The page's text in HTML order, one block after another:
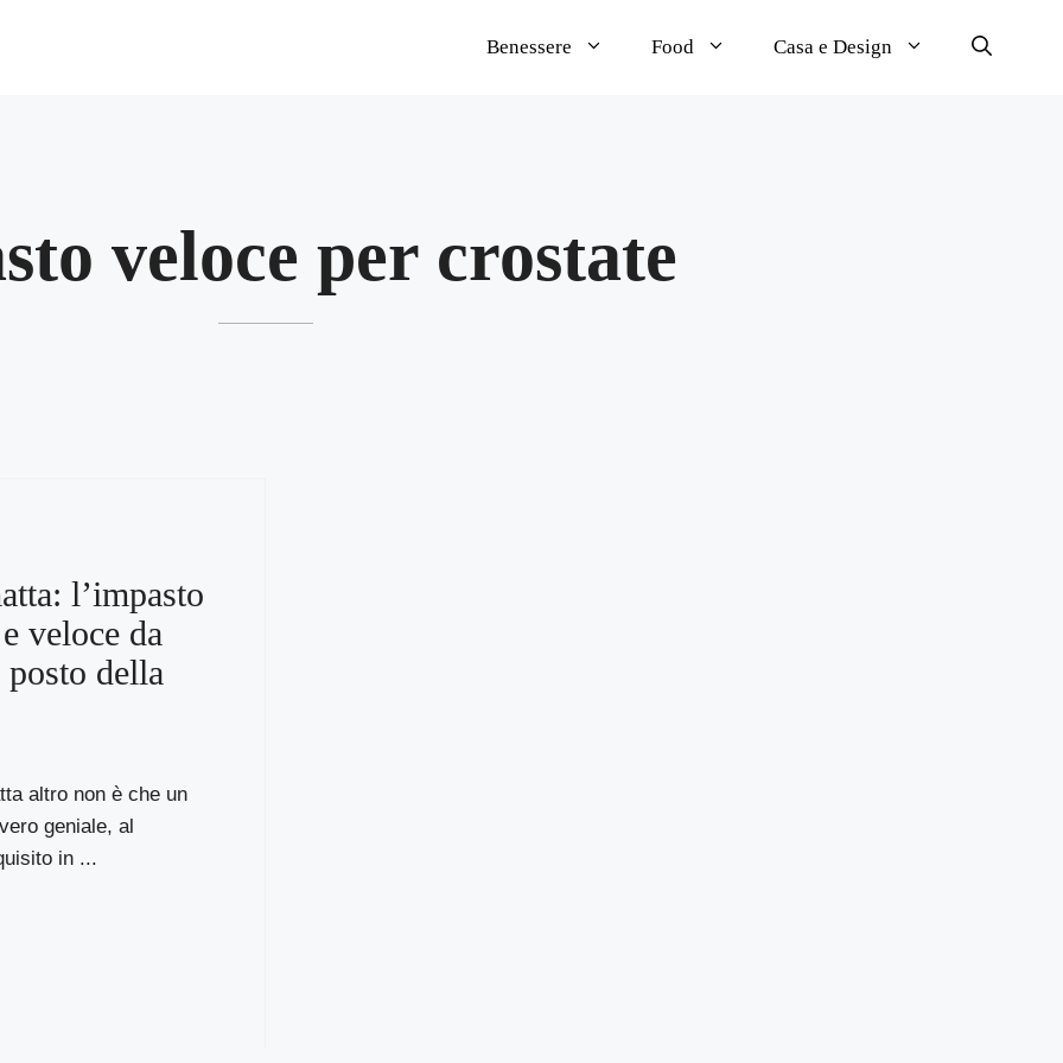
Benessere Food Casa e Design
veloce per crostate
l’impasto
veloce da
posto della
altro non è che un
geniale, al
in ...